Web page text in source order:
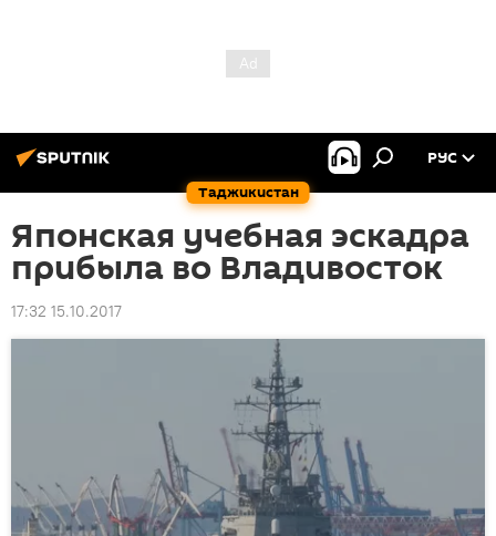
Таджикистан
РУС
Японская учебная эскадра
прибыла во Владивосток
17:32 15.10.2017